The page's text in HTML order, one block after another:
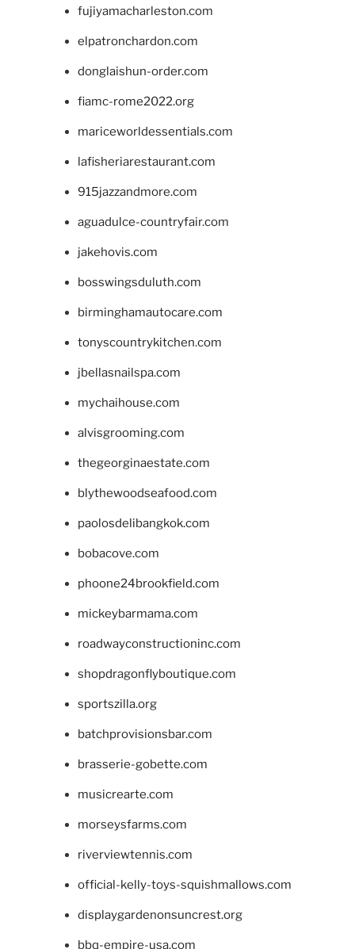
fujiyamacharleston.com
elpatronchardon.com
donglaishun-order.com
fiamc-rome2022.org
mariceworldessentials.com
lafisheriarestaurant.com
915jazzandmore.com
aguadulce-countryfair.com
jakehovis.com
bosswingsduluth.com
birminghamautocare.com
tonyscountrykitchen.com
jbellasnailspa.com
mychaihouse.com
alvisgrooming.com
thegeorginaestate.com
blythewoodseafood.com
paolosdelibangkok.com
bobacove.com
phoone24brookfield.com
mickeybarmama.com
roadwayconstructioninc.com
shopdragonflyboutique.com
sportszilla.org
batchprovisionsbar.com
brasserie-gobette.com
musicrearte.com
morseysfarms.com
riverviewtennis.com
official-kelly-toys-squishmallows.com
displaygardenonsuncrest.org
bbq-empire-usa.com